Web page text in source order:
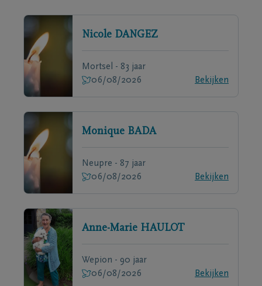
Nicole DANGEZ
Mortsel - 83 jaar
06/08/2026
Bekijken
Monique BADA
Neupre - 87 jaar
06/08/2026
Bekijken
Anne-Marie HAULOT
Wepion - 90 jaar
06/08/2026
Bekijken